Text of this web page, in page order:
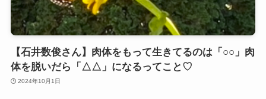
【石井数俊さん】肉体をもって生きてるのは「○○」肉
体を脱いだら「△△」になるってこと♡
2024年10月1日